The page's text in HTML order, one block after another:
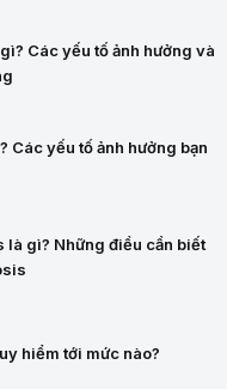
Các yếu tố ảnh hưởng và
Các yếu tố ảnh hưởng bạn
là gì? Những điều cần biết
hiểm tới mức nào?